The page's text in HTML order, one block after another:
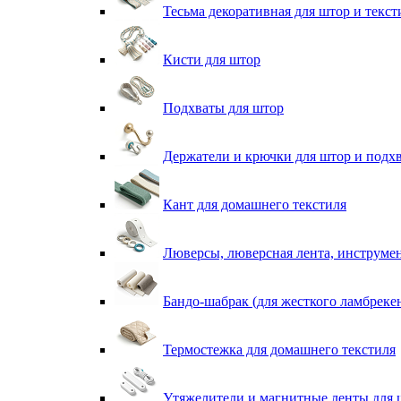
Тесьма декоративная для штор и
Кисти для штор
Подхваты для штор
Держатели и крючки для штор и
Кант для домашнего текстиля
Люверсы, люверсная лента,
Бандо-шабрак (для жесткого
Термостежка для домашнего текстиля
Утяжелители и магнитные ленты для